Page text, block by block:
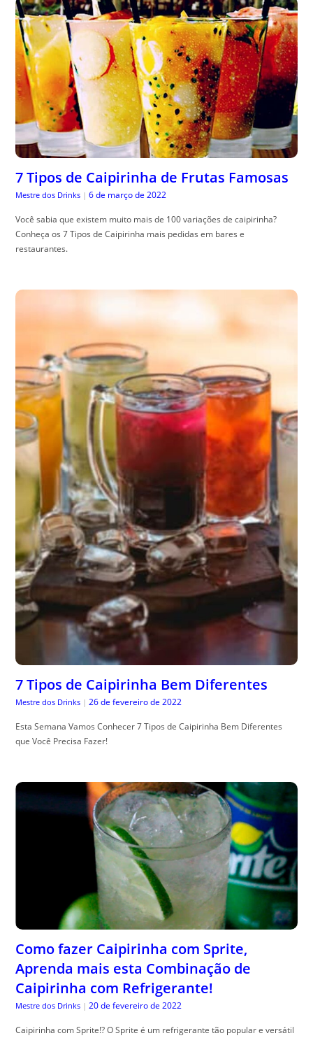
7 Tipos de Caipirinha de Frutas Famosas
Mestre dos Drinks | 6 de março de 2022
Você sabia que existem muito mais de 100 variações de caipirinha?
Conheça os 7 Tipos de Caipirinha mais pedidas em bares e
restaurantes.
7 Tipos de Caipirinha Bem Diferentes
Mestre dos Drinks | 26 de fevereiro de 2022
Esta Semana Vamos Conhecer 7 Tipos de Caipirinha Bem Diferentes
que Você Precisa Fazer!
Como fazer Caipirinha com Sprite,
Aprenda mais esta Combinação de
Caipirinha com Refrigerante!
Mestre dos Drinks | 20 de fevereiro de 2022
Caipirinha com Sprite!? O Sprite é um refrigerante tão popular e versátil